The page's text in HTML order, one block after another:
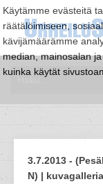
Käytämme evästeitä
räätälöimiseen,
kävijämäärämme
median, mainosalan
kuinka käytät
3.7.2013 -
N) | kuvagalleria